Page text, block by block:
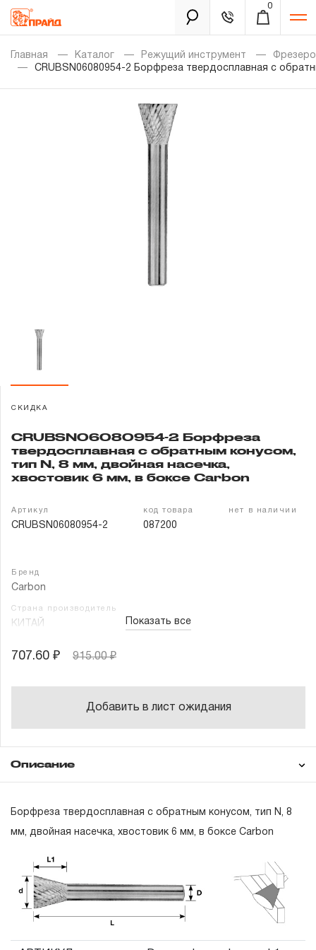
0
Каталог
Гарантия и сервис
Доставка и оплата
Партнерам
Контакты
Забыли пароль?
Главная Каталог Режущий инструмент
CRUBSN06080954-2 Борфреза твердосплавная с
СКИДКА
CRUBSN06080954-2 Борфреза
твердосплавная с обратным конусом,
тип N, 8 мм, двойная насечка,
хвостовик 6 мм, в боксе Carbon
Артикул
CRUBSN06080954-2
код товара
087200
нет в наличии
Бренд
Carbon
Страна производитель
КИТАЙ Показать все
707.60 ₽ 915.00 ₽
Добавить в лист ожидания
Описание
Борфреза твердосплавная с обратным конусом, тип N, 8
мм, двойная насечка, хвостовик 6 мм, в боксе Carbon
ГАРАНТИЙНЫЕ ОБЯЗАТЕЛЬСТВА.
Понятие «ПОЖИЗНЕННАЯ ГАРАНТИЯ».
1.1 Понятие «ПОЖИЗНЕННАЯ ГАРАНТИЯ» включает в